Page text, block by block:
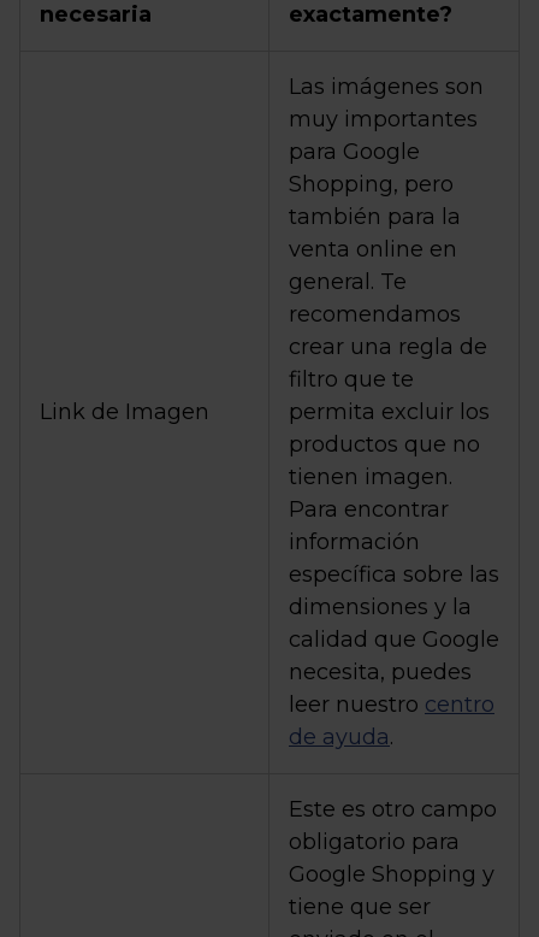
necesaria
exactamente?
Link de Imagen
Las imágenes son
muy importantes
para Google
Shopping, pero
también para la
venta online en
general. Te
recomendamos
crear una regla de
filtro que te
permita excluir los
productos que no
tienen imagen.
Para encontrar
información
específica sobre las
dimensiones y la
calidad que Google
necesita, puedes
leer nuestro centro
de ayuda.
Este es otro campo
obligatorio para
Google Shopping y
tiene que ser